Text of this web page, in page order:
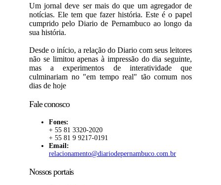
Um jornal deve ser mais do que um agregador de
notícias. Ele tem que fazer história. Este é o papel
cumprido pelo Diario de Pernambuco ao longo da
sua história.
Desde o início, a relação do Diario com seus leitores
não se limitou apenas à impressão do dia seguinte,
mas a experimentos de interatividade que
culminariam no "em tempo real" tão comum nos
dias de hoje
Fale conosco
Fones:
+ 55 81 3320-2020
+ 55 81 9 9217-0191
Email:
relacionamento@diariodepernambuco.com.br
Nossos portais